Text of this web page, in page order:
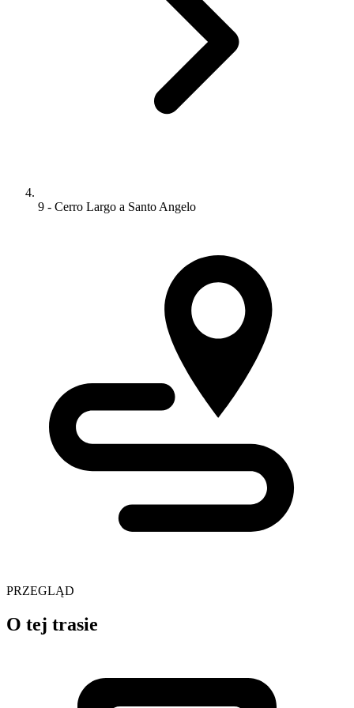
9 - Cerro Largo a Santo Angelo
PRZEGLĄD
O tej trasie